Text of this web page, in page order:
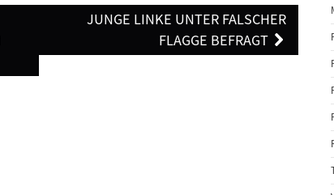
JUNGE LINKE UNTER FALSCHER
FLAGGE BEFRAGT